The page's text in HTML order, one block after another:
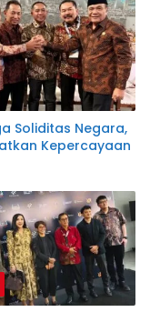
Soliditas Negara,
Kepercayaan